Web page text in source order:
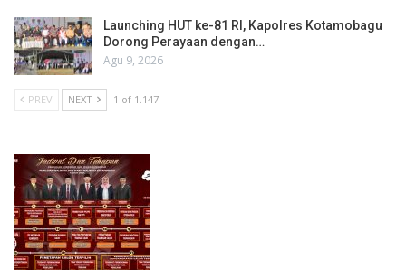
Launching HUT ke-81 RI, Kapolres Kotamobagu
Dorong Perayaan dengan…
Agu 9, 2026
PREV NEXT 1 of 1.147